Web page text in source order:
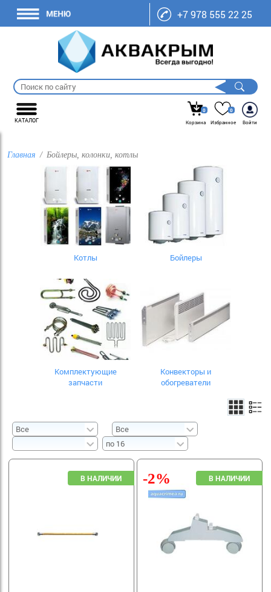
+7 978 555 22 25
КАТАЛОГ
0
Корзина
0
Избранное
Войти
Главная Бойлеры, колонки, котлы
Котлы Бойлеры
Комплектующие
запчасти
Конвекторы и
обогреватели
-2%